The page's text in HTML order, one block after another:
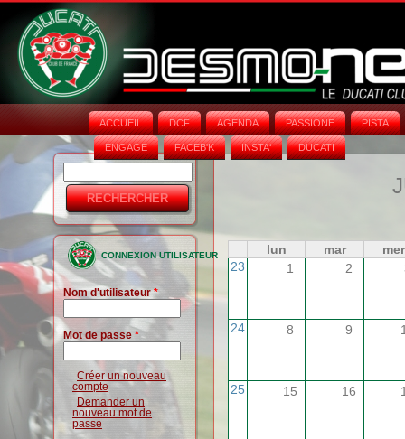
ACCUEIL DCF AGENDA PASSIONE PISTA
ENGAGE FACEB'K INSTA‘ DUCATI
Formulaire
de
recherche
CONNEXION UTILISATEUR
Nom d'utilisateur*
Mot de passe *
Créer un nouveau
compte
Demander un
nouveau mot de
passe
lun mar
mer
23
1 2
24 8 9
25 15 16